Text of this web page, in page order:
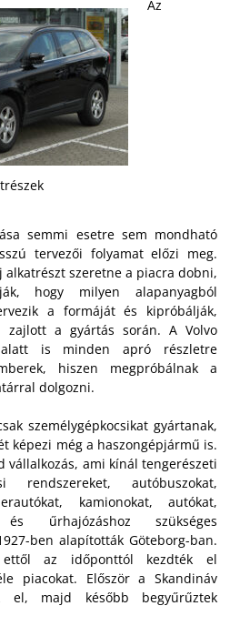
Az
semmi esetre sem mondható
tervezői folyamat előzi meg.
alkatrészt szeretne a piacra dobni,
hogy milyen alapanyagból
a formáját és kipróbálják,
zajlott a gyártás során. A Volvo
alatt is minden apró részletre
hiszen megpróbálnak a
dolgozni.
személygépkocsikat gyártanak,
képezi még a haszongépjármű is.
vállalkozás, ami kínál tengerészeti
autóbuszokat,
kamionokat, autókat,
űrhajózáshoz szükséges
ben alapították Göteborg-ban.
az időponttól kezdték el
piacokat. Először a Skandináv
el, majd később begyűrűztek